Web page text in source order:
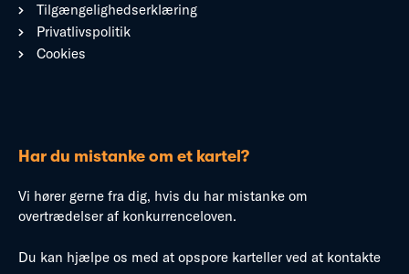
Tilgængelighedserklæring
Privatlivspolitik
Cookies
Har du mistanke om et kartel?
Vi hører gerne fra dig, hvis du har mistanke om
overtrædelser af konkurrenceloven.
Du kan hjælpe os med at opspore karteller ved at kontakte